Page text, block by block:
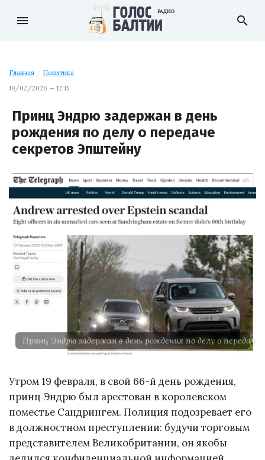
menu search
Главная / Политика
19/02/2026 — 12:15
Принц Эндрю задержан в день
рождения по делу о передаче
секретов Эпштейну
Принц Эндрю задержан в день рождения по делу о
Утром 19 февраля, в свой 66-й день рождения,
принц Эндрю был арестован в королевском
поместье Сандрингем. Полиция подозревает его
в должностном преступлении: будучи торговым
представителем Великобритании, он якобы